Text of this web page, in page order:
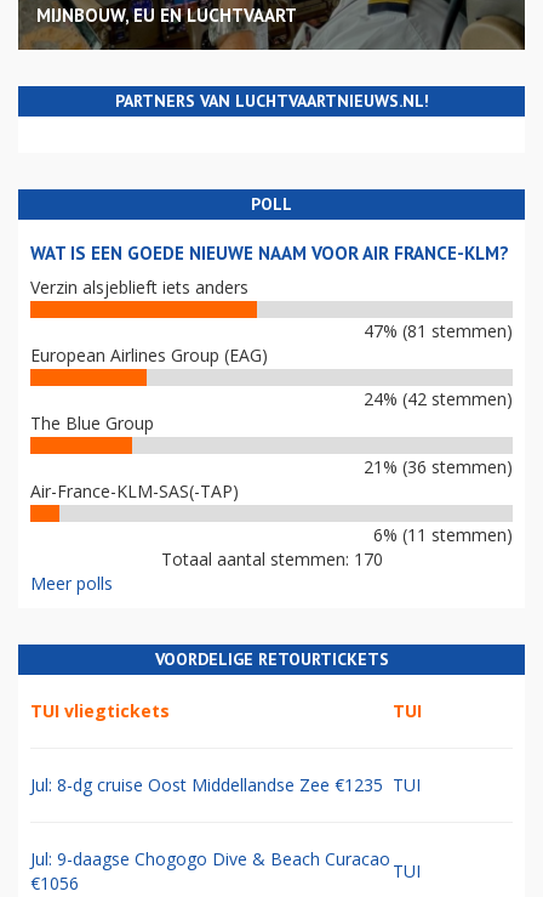
MIJNBOUW, EU EN LUCHTVAART
PARTNERS VAN LUCHTVAARTNIEUWS.NL!
POLL
WAT IS EEN GOEDE NIEUWE NAAM VOOR AIR FRANCE-KLM?
Verzin alsjeblieft iets anders
47% (81 stemmen)
European Airlines Group (EAG)
24% (42 stemmen)
The Blue Group
21% (36 stemmen)
Air-France-KLM-SAS(-TAP)
6% (11 stemmen)
Totaal aantal stemmen: 170
Meer polls
VOORDELIGE RETOURTICKETS
TUI vliegtickets TUI
Jul: 8-dg cruise Oost Middellandse Zee €1235 TUI
Jul: 9-daagse Chogogo Dive & Beach Curacao
€1056
TUI